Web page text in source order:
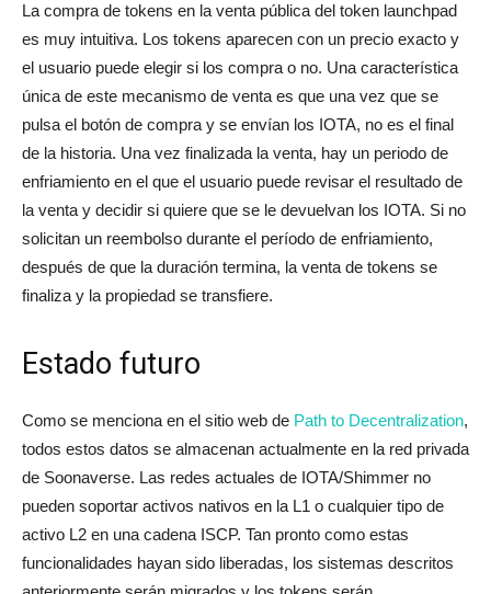
La compra de tokens en la venta pública del token launchpad
es muy intuitiva. Los tokens aparecen con un precio exacto y
el usuario puede elegir si los compra o no. Una característica
única de este mecanismo de venta es que una vez que se
pulsa el botón de compra y se envían los IOTA, no es el final
de la historia. Una vez finalizada la venta, hay un periodo de
enfriamiento en el que el usuario puede revisar el resultado de
la venta y decidir si quiere que se le devuelvan los IOTA. Si no
solicitan un reembolso durante el período de enfriamiento,
después de que la duración termina, la venta de tokens se
finaliza y la propiedad se transfiere.
Estado futuro
Como se menciona en el sitio web de Path to Decentralization,
todos estos datos se almacenan actualmente en la red privada
de Soonaverse. Las redes actuales de IOTA/Shimmer no
pueden soportar activos nativos en la L1 o cualquier tipo de
activo L2 en una cadena ISCP. Tan pronto como estas
funcionalidades hayan sido liberadas, los sistemas descritos